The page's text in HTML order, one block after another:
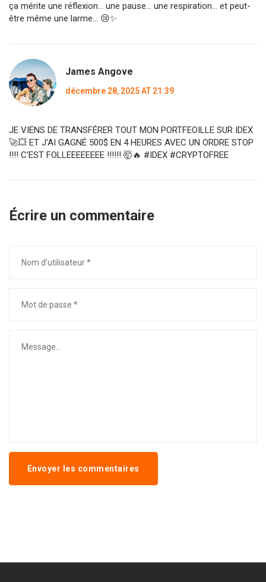
ça mérite une réflexion... une pause... une respiration... et peut-
être même une larme... 😢✨
James Angove
décembre 28, 2025 AT 21:39
JE VIENS DE TRANSFÉRER TOUT MON PORTFEOILLE SUR IDEX
🚀💥 ET J'AI GAGNÉ 500$ EN 4 HEURES AVEC UN ORDRE STOP
!!!! C'EST FOLLEEEEEEEE !!!!!! 🤯🔥 #IDEX #CRYPTOFREE
Écrire un commentaire
Envoyer les commentaires